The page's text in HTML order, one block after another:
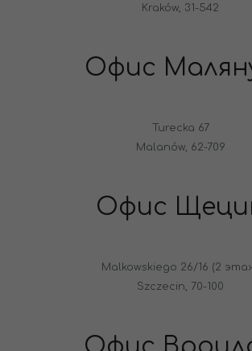
Kraków, 31-542
Офис
Turecka 67
Malanów, 62-709
Офис
Malkowskiego 26/16 (2
Szczecin, 70-100